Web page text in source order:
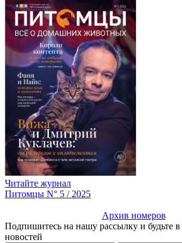
Читайте журнал
Питомцы N° 5 / 2025
Архив номеров
Подпишитесь на нашу рассылку и будьте в
новостей